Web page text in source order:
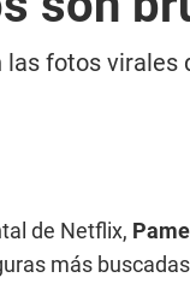
fotos
de Netflix,
más